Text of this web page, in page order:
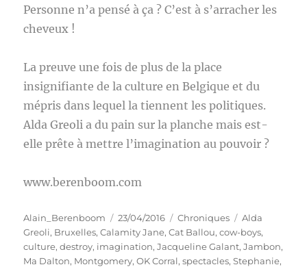
Personne n’a pensé à ça ? C’est à s’arracher les
cheveux !
La preuve une fois de plus de la place
insignifiante de la culture en Belgique et du
mépris dans lequel la tiennent les politiques.
Alda Greoli a du pain sur la planche mais est-
elle prête à mettre l’imagination au pouvoir ?
www.berenboom.com
Auteur
Alain_Berenboom
Publié
le
23/04/2016 Catégories
Chroniques Étiquettes
Alda
Greoli, Bruxelles,Calamity Jane,Cat Ballou,cow-boys,
culture,destroy, imagination,Jacqueline Galant,Jambon,
Ma Dalton, Montgomery,OK Corral,spectacles,Stephanie,